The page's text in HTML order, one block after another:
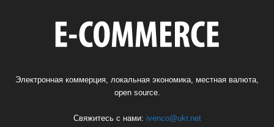
Электронная коммерция, локальная экономика, местная валюта,
open source.
Свяжитесь с нами: ivenco@ukr.net